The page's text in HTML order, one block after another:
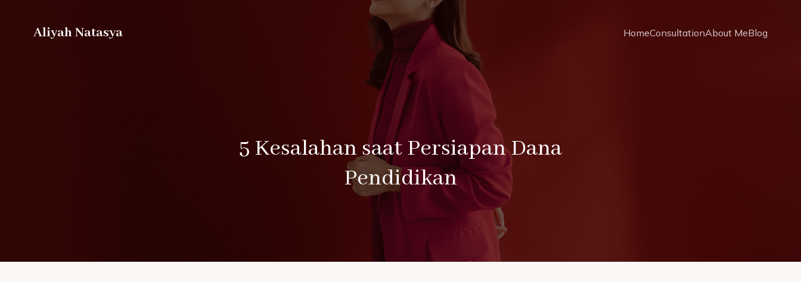
Aliyah Natasya HomeConsultationAbout MeBlog
5 Kesalahan saat Persiapan Dana
Pendidikan